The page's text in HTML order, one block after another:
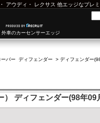
アウディ ・ レクサス 他エッジなプレ
車のカーセンサーエッジ
ーバー ディフェンダー > ディフェンダー
ディフェンダー(98年09